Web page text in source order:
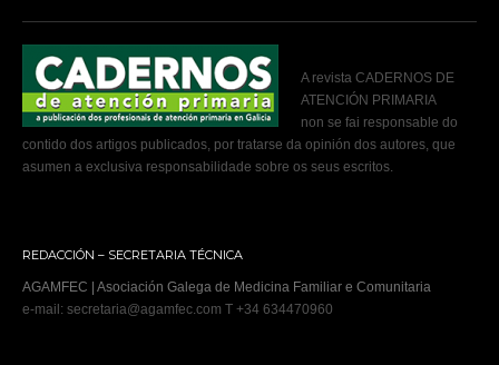
A revista CADERNOS DE
ATENCIÓN PRIMARIA
non se fai responsable do
contido dos artigos publicados, por tratarse da opinión dos autores, que
asumen a exclusiva responsabilidade sobre os seus escritos.
REDACCIÓN – SECRETARIA TÉCNICA
AGAMFEC | Asociación Galega de Medicina Familiar e Comunitaria
e-mail: secretaria@agamfec.com T +34 634470960